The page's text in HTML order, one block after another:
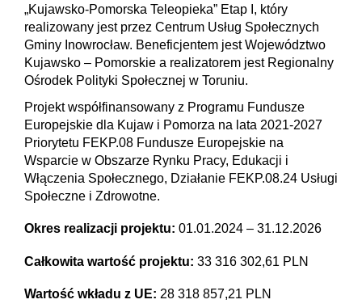
„Kujawsko-Pomorska Teleopieka” Etap I, który
realizowany jest przez Centrum Usług Społecznych
Gminy Inowrocław. Beneficjentem jest Województwo
Kujawsko – Pomorskie a realizatorem jest Regionalny
Ośrodek Polityki Społecznej w Toruniu.
Projekt współfinansowany z Programu Fundusze
Europejskie dla Kujaw i Pomorza na lata 2021-2027
Priorytetu FEKP.08 Fundusze Europejskie na
Wsparcie w Obszarze Rynku Pracy, Edukacji i
Włączenia Społecznego, Działanie FEKP.08.24 Usługi
Społeczne i Zdrowotne.
Okres realizacji projektu: 01.01.2024 – 31.12.2026
Całkowita wartość projektu: 33 316 302,61 PLN
Wartość wkładu z UE: 28 318 857,21 PLN